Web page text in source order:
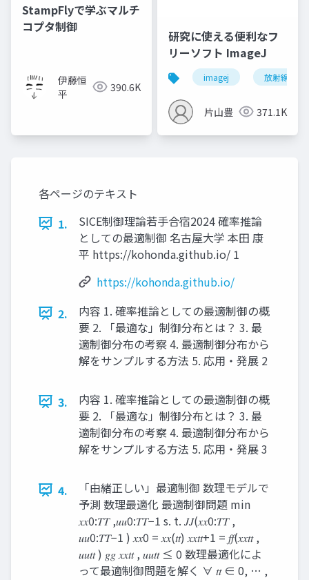
StampFlyで学ぶマルチ
コプタ制御
伊藤恒
平
390.6K
研究に使える便利なフ
リーソフト ImageJ
imagej 放射線技師
片山豊 371.1K
各ページのテキスト
1.
SICE制御理論若手合宿2024 確率推論
としての最適制御 名古屋大学 本田 康
平 https://kohonda.github.io/ 1
https://kohonda.github.io/
2.
内容 1. 確率推論としての最適制御の概
要 2. 「最適な」制御分布とは？ 3. 最
適制御分布の考察 4. 最適制御分布から
解をサンプルする方法 5. 応用・発展 2
3.
内容 1. 確率推論としての最適制御の概
要 2. 「最適な」制御分布とは？ 3. 最
適制御分布の考察 4. 最適制御分布から
解をサンプルする方法 5. 応用・発展 3
4.
「由緒正しい」最適制御 数理モデルで
予測 数理最適化 最適制御問題 min
𝑥𝑥0:𝑇𝑇 ,𝑢𝑢0:𝑇𝑇−1 s. t. 𝐽𝐽(𝑥𝑥0:𝑇𝑇 ,
𝑢𝑢0:𝑇𝑇−1 ) 𝑥𝑥0 = 𝑥𝑥(𝑡𝑡) 𝑥𝑥𝑡𝑡+1 = 𝑓𝑓(𝑥𝑥𝑡𝑡 ,
𝑢𝑢𝑡𝑡 ) 𝑔𝑔 𝑥𝑥𝑡𝑡 , 𝑢𝑢𝑡𝑡 ≤ 0 数理最適化によ
って最適制御問題を解く ∀ 𝑡𝑡 ∈ 0, … ,